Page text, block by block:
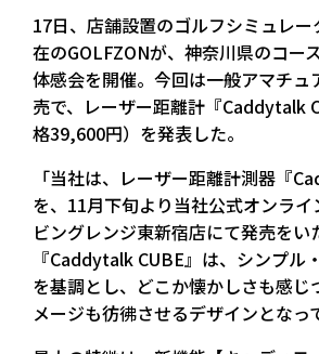
17日、店舗設置のゴルフシミュレ
在のGOLFZONが、神奈川県のコー
体感会を開催。今回は一般アマチュ
売で、レーザー距離計『Caddytalk
格39,600円）を発表した。
「当社は、レーザー距離計測器『
を、11月下旬より当社公式オンライ
ビングレンジ東新宿店にて発売をい
『Caddytalk CUBE』は、シンプル
を基調とし、どこか懐かしさも感じ
メージも彷彿させるデザインとなっ